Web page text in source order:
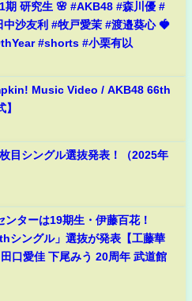
期 研究生 🌸 #AKB48 #森川優 #
中沙友利 #牧戸愛茉 #渡邉葵心 🍓
#shorts #小栗有以
Music Video / AKB48 66th
目シングル選抜発表！（2025年
ンターは19期生・伊藤百花！
シングル」選抜が発表【工藤華
口愛佳 下尾みう 20周年 武道館